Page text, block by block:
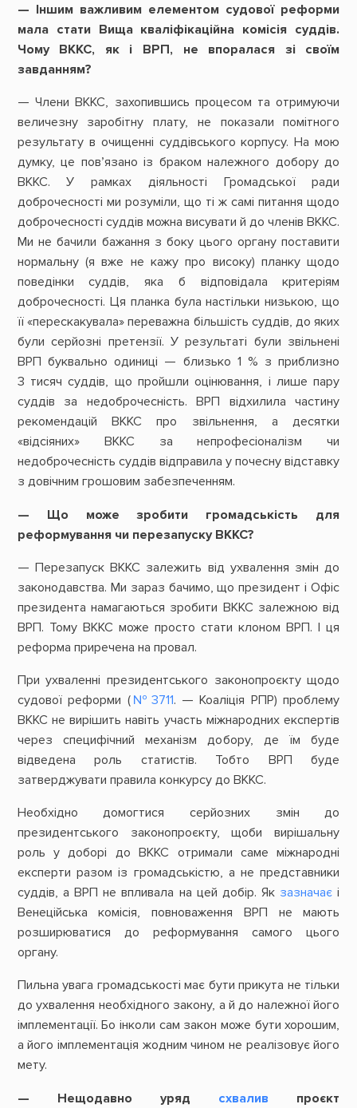
— Іншим важливим елементом судової реформи
мала стати Вища кваліфікаційна комісія суддів.
Чому ВККС, як і ВРП, не впоралася зі своїм
завданням?
— Члени ВККС, захопившись процесом та отримуючи
величезну заробітну плату, не показали помітного
результату в очищенні суддівського корпусу. На мою
думку, це пов’язано із браком належного добору до
ВККС. У рамках діяльності Громадської ради
доброчесності ми розуміли, що ті ж самі питання щодо
доброчесності суддів можна висувати й до членів ВККС.
Ми не бачили бажання з боку цього органу поставити
нормальну (я вже не кажу про високу) планку щодо
поведінки суддів, яка б відповідала критеріям
доброчесності. Ця планка була настільки низькою, що
її «перескакувала» переважна більшість суддів, до яких
були серйозні претензії. У результаті були звільнені
ВРП буквально одиниці — близько 1 % з приблизно
3 тисяч суддів, що пройшли оцінювання, і лише пару
суддів за недоброчесність. ВРП відхилила частину
рекомендацій ВККС про звільнення, а десятки
«відсіяних» ВККС за непрофесіоналізм чи
недоброчесність суддів відправила у почесну відставку
з довічним грошовим забезпеченням.
— Що може зробити громадськість для
реформування чи перезапуску ВККС?
— Перезапуск ВККС залежить від ухвалення змін до
законодавства. Ми зараз бачимо, що президент і Офіс
президента намагаються зробити ВККС залежною від
ВРП. Тому ВККС може просто стати клоном ВРП. І ця
реформа приречена на провал.
При ухваленні президентського законопроєкту щодо
судової реформи (№ 3711. — Коаліція РПР) проблему
ВККС не вирішить навіть участь міжнародних експертів
через специфічний механізм добору, де їм буде
відведена роль статистів. Тобто ВРП буде
затверджувати правила конкурсу до ВККС.
Необхідно домогтися серйозних змін до
президентського законопроєкту, щоби вирішальну
роль у доборі до ВККС отримали саме міжнародні
експерти разом із громадськістю, а не представники
суддів, а ВРП не впливала на цей добір. Як зазначає і
Венеційська комісія, повноваження ВРП не мають
розширюватися до реформування самого цього
органу.
Пильна увага громадськості має бути прикута не тільки
до ухвалення необхідного закону, а й до належної його
імплементації. Бо інколи сам закон може бути хорошим,
а його імплементація жодним чином не реалізовує його
мету.
— Нещодавно уряд схвалив проєкт